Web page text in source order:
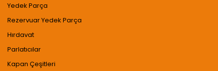
Yedek Parça
Rezervuar Yedek Parça
Hırdavat
Parlatıcılar
Kapan Çeşitleri